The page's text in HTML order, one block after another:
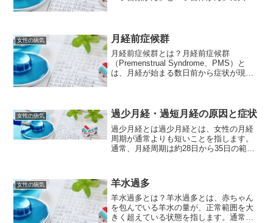
HPV感染が子宮頸...
女性の病気 月経前症候群
月経前症候群とは？月経前症候群
（Premenstrual Syndrome、PMS）と
は、月経が始まる数日前から症状が現
し、その種類...
女性の病気 過少月経・過短月経の原因と症状
過少月経とは過少月経とは、女性の月経
周期が通常よりも短いことを指します。
通常、月経周期は約28日から35日の範囲
が21日未満の場合、過少月経とみなされ
ます。過少月経の原...
女性の病気 羊水過多
羊水過多とは？羊水過多とは、赤ちゃん
を包んでいる羊水の量が、正常範囲を大
きく超えている状態を指します。通常、